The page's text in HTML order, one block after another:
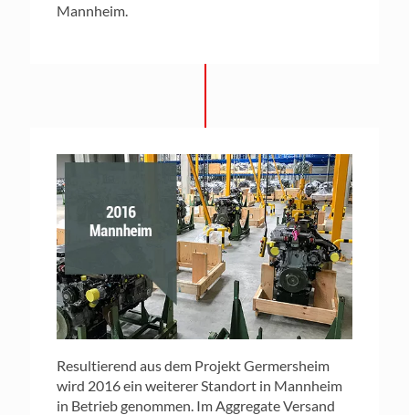
Mannheim.
Resultierend aus dem Projekt Germersheim
wird 2016 ein weiterer Standort in Mannheim
in Betrieb genommen. Im Aggregate Versand